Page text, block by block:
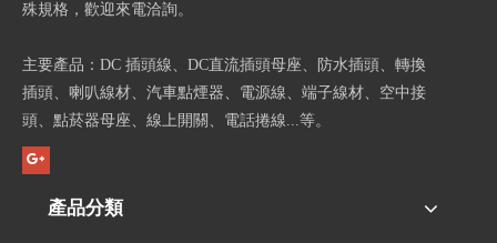
殊規格，歡迎來電洽詢。
主要產品：DC 插頭線、DC直流插頭母座、防水插頭、轉換
插頭、喇叭線材、汽車點煙器、電源線、端子線材、空中接
頭、點菸器母座、線上開關、電話捲線...等。
產品分類